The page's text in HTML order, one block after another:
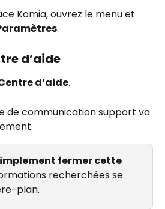
Komia, ouvrez le menu et
.
d’aide
d’aide.
fermer cette
recherchées se
plan.